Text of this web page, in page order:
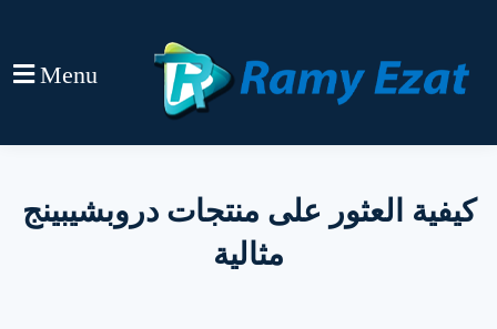
Menu
كيفية العثور على منتجات دروبشيبينج
مثالية